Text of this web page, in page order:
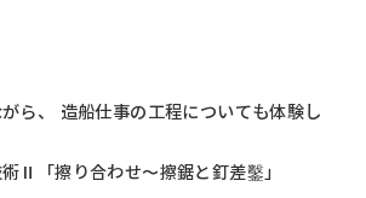
ら、 造船仕事の工程についても体験し
「擦り合わせ〜擦鋸と釘差鑿」